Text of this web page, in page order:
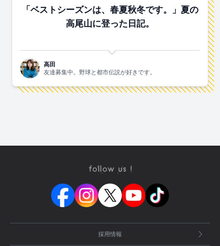
「ベストシーズンは、春夏秋冬です。」夏の
高尾山に登った日記。
高田
友達募集中。野球と都市伝説が好きです。
採用情報